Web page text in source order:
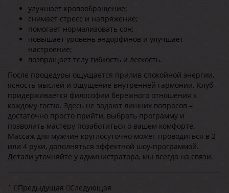
улучшает кровообращение;
снимает стресс и напряжение;
помогает нормализовать сон;
повышает уровень эндорфинов и улучшает
настроение;
возвращает телу гибкость и легкость.
После процедуры ощущается прилив спокойной энергии,
ясность мыслей и ощущение внутренней гармонии. Клуб
придерживается философии бережного отношения к
каждому гостю. Здесь не задают лишних вопросов –
достаточно просто прийти, выбрать программу и
позволить мастеру позаботиться о вашем комфорте.
Массаж для мужчин круглосуточно может проводиться в 2
или 4 руки, дополняться эффектной шоу-программой.
Детали уточняйте у администратора, мы всегда на связи.
` Предыдущая Следующая